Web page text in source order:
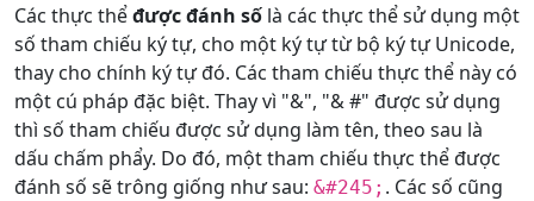
Các thực thểđược đánh số là các thực thể sử dụng một
số tham chiếu ký tự, cho một ký tự từ bộ ký tự Unicode,
thay cho chính ký tự đó. Các tham chiếu thực thể này có
một cú pháp đặc biệt. Thay vì "&", "& #" được sử dụng
thì số tham chiếu được sử dụng làm tên, theo sau là
dấu chấm phẩy. Do đó, một tham chiếu thực thể được
đánh số sẽ trông giống như sau: &#245; . Các số cũng